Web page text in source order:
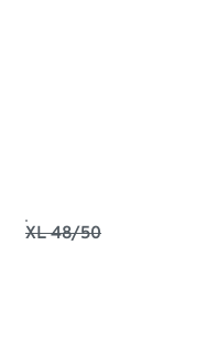
XL 48/50